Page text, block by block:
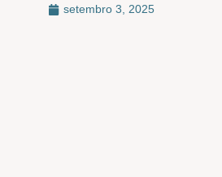
setembro 3, 2025